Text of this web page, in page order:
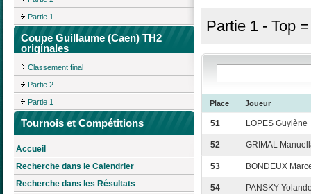
Partie 1
Coupe Guillaume (Caen) TH2
originales
Classement final
Partie 2
Partie 1
Tournois et Compétitions
Accueil
Recherche dans le Calendrier
Recherche dans les Résultats
Partie 1 - Top
Place Joueur
51 LOPES Guylène
52 GRIMAL
53 BONDEUX
54 PANSKY